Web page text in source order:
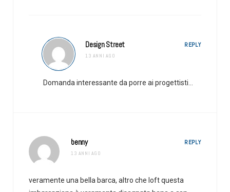
Design Street
13 ANNI AGO
REPLY
Domanda interessante da porre ai progettisti…
benny
13 ANNI AGO
REPLY
veramente una bella barca, altro che loft questa